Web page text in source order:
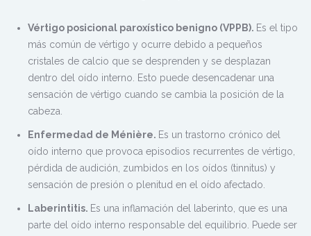
Vértigo posicional paroxístico benigno (VPPB). Es el tipo
más común de vértigo y ocurre debido a pequeños
cristales de calcio que se desprenden y se desplazan
dentro del oído interno. Esto puede desencadenar una
sensación de vértigo cuando se cambia la posición de la
cabeza.
Enfermedad de Ménière. Es un trastorno crónico del
oído interno que provoca episodios recurrentes de vértigo,
pérdida de audición, zumbidos en los oídos (tinnitus) y
sensación de presión o plenitud en el oído afectado.
Laberintitis. Es una inflamación del laberinto, que es una
parte del oído interno responsable del equilibrio. Puede ser